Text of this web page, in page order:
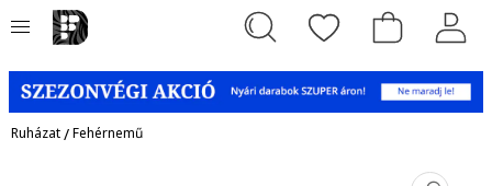
Ruházat/Fehérnemű